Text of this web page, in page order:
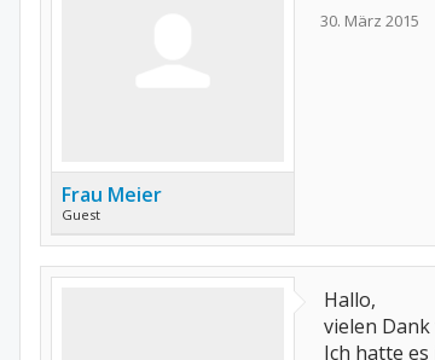
Frau Meier
Guest
30. März 2015
Hallo,
vielen
Ich hatte